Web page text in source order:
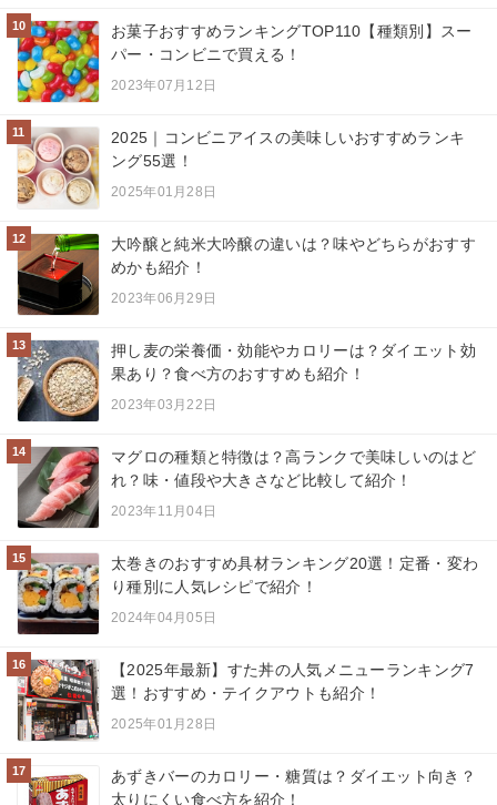
10
お菓子おすすめランキングTOP110【種類別】スー
パー・コンビニで買える！
2023年07月12日
11
2025｜コンビニアイスの美味しいおすすめランキ
ング55選！
2025年01月28日
12
大吟醸と純米大吟醸の違いは？味やどちらがおすす
めかも紹介！
2023年06月29日
13
押し麦の栄養価・効能やカロリーは？ダイエット効
果あり？食べ方のおすすめも紹介！
2023年03月22日
14
マグロの種類と特徴は？高ランクで美味しいのはど
れ？味・値段や大きさなど比較して紹介！
2023年11月04日
15
太巻きのおすすめ具材ランキング20選！定番・変わ
り種別に人気レシピで紹介！
2024年04月05日
16
【2025年最新】すた丼の人気メニューランキング7
選！おすすめ・テイクアウトも紹介！
2025年01月28日
17
あずきバーのカロリー・糖質は？ダイエット向き？
太りにくい食べ方を紹介！